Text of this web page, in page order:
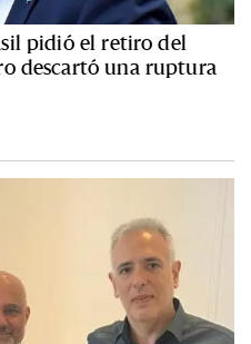
pidió el retiro del
descartó una ruptura